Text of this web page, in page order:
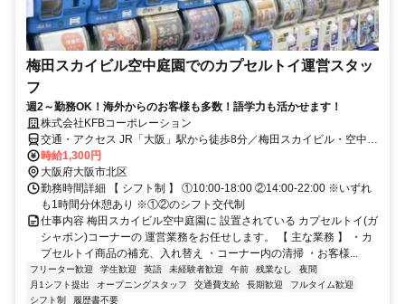
梅田スカイビル空中庭園でのカプセルトイ運営スタッ
フ
週2～勤務OK！海外からのお客様も多数！語学力も活かせます！
株式会社KFBコーポレーション
交通・アクセス JR「大阪」駅から徒歩8分／梅田スカイビル・空中庭
園でのお仕事☆
時給1,300円
大阪府大阪市北区
勤務時間詳細 【 シフト制 】 ①10:00-18:00 ②14:00-22:00 ※いずれ
も1時間分休憩あり ※①②のシフト交代制
仕事内容 梅田スカイビル空中庭園に 設置されている カプセルトイ(ガ
シャポン)コーナーの 運営業務をお任せします。 【 主な業務 】 ・カ
プセルトイ商品の補充、入れ替え ・コーナー内の清掃 ・お客様...
フリーター歓迎 学生歓迎 英語 未経験者歓迎 午前 残業なし
夜間
月1シフト提出
オープニングスタッフ 交通費支給 長期歓迎
フルタイム歓迎
シフト制
履歴書不要